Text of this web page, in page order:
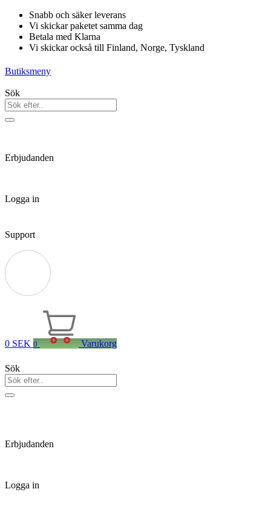
Hoppa
innehåll
Snabb och säker leverans
Vi skickar paketet samma dag
Betala med Klarna
Vi skickar också till Finland, Norge, Tyskland
Butiksmeny
Sök
Erbjudanden
Logga in
Support
0 SEK 0 Varukorg
Sök
Erbjudanden
Logga in